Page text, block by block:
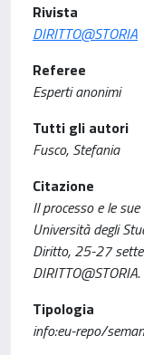
Rivista
DIRITTO@STORIA
Referee
Esperti anonimi
Tutti gli autori
Fusco, Stefania
Citazione
Il processo e le
Università degli
Diritto, 25-27
Tipologia
info:eu-repo/